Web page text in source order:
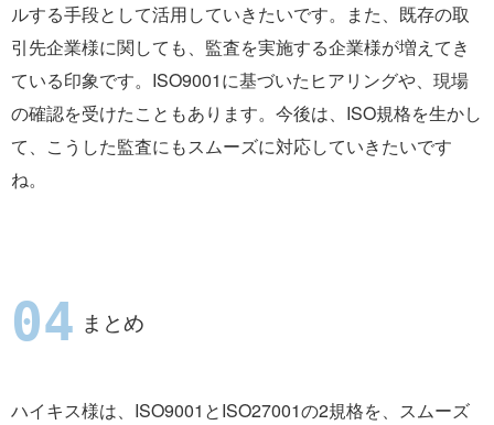
ルする手段として活用していきたいです。また、既存の取
引先企業様に関しても、監査を実施する企業様が増えてき
ている印象です。ISO9001に基づいたヒアリングや、現場
の確認を受けたこともあります。今後は、ISO規格を生かし
て、こうした監査にもスムーズに対応していきたいです
ね。
まとめ
ハイキス様は、ISO9001とISO27001の2規格を、スムーズ